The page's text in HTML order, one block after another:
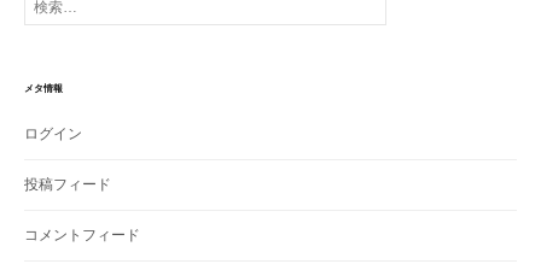
索:
メタ情報
ログイン
投稿フィード
コメントフィード